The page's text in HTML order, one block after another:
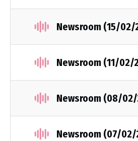
Newsroom (15/02/
Newsroom (11/02/
Newsroom (08/
Newsroom (07/02/